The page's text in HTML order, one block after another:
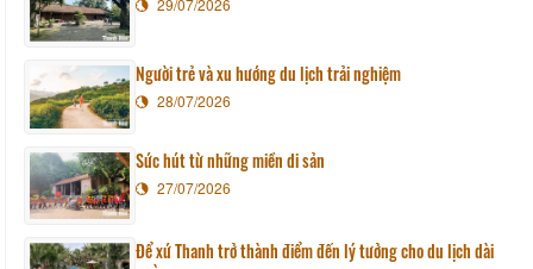
29/07/2026
Người trẻ và xu hướng du lịch trải nghiệm
28/07/2026
Sức hút từ những miền di sản
27/07/2026
Để xứ Thanh trở thành điểm đến lý tưởng cho du lịch dài